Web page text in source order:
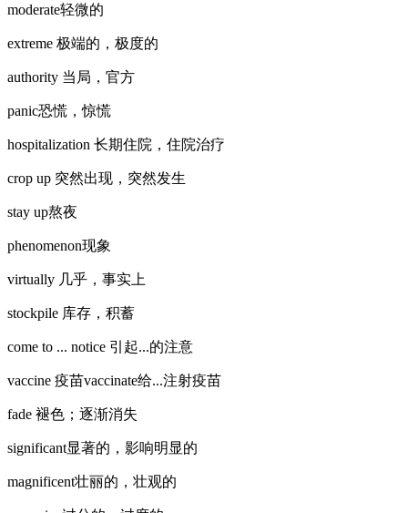
moderate轻微的
extreme 极端的，极度的
authority 当局，官方
panic恐慌，惊慌
hospitalization 长期住院，住院治疗
crop up 突然出现，突然发生
stay up熬夜
phenomenon现象
virtually 几乎，事实上
stockpile 库存，积蓄
come to ... notice 引起...的注意
vaccine 疫苗vaccinate给...注射疫苗
fade 褪色；逐渐消失
significant显著的，影响明显的
magnificent壮丽的，壮观的